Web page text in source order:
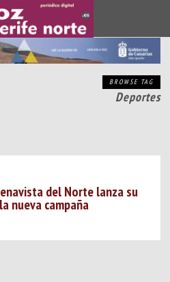
BROWSE TAG
Deportes
del Norte lanza su
nueva campaña